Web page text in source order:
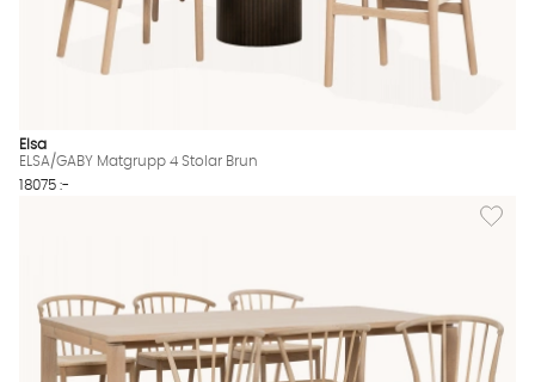
Elsa
ELSA/GABY Matgrupp 4 Stolar Brun
18075 :-
Lägg